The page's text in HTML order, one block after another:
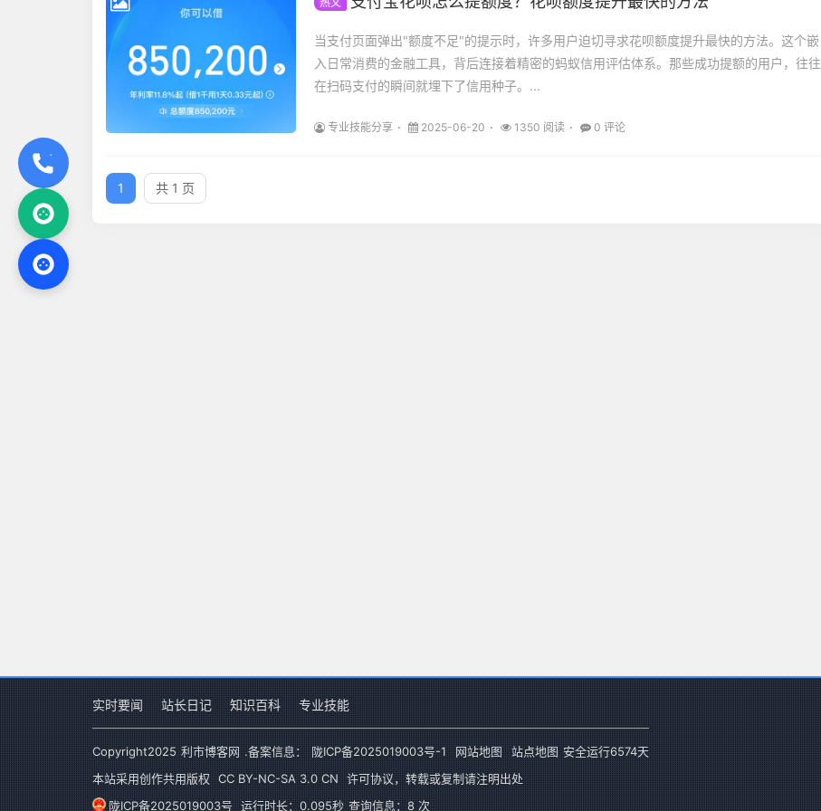
当支付页面弹出"额度不足"的提示时，许多用户迫切寻求花呗额度提升最快的方法。这个嵌
入日常消费的金融工具，背后连接着精密的蚂蚁信用评估体系。那些成功提额的用户，往往
在扫码支付的瞬间就埋下了信用种子。...
专业技能分享 2025-06-20 1350 阅读 0 评论
1 共 1 页
实时要闻 站长日记 知识百科 专业技能
Copyright2025 利市博客网 .备案信息： 陇ICP备2025019003号-1 网站地图 站点地图 安全运行6574天
本站采用创作共用版权 CC BY-NC-SA 3.0 CN 许可协议，转载或复制请注明出处
陇ICP备2025019003号 运行时长：0.095秒 查询信息：8 次